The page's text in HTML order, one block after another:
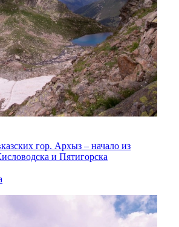
гор. Архыз – начало из
и Пятигорска